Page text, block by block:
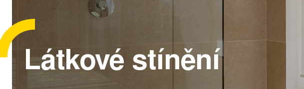
Látkové stínění